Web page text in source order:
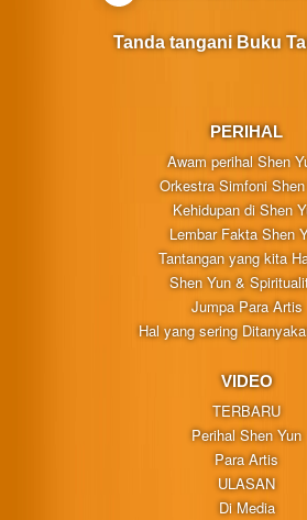
PERIHAL
Awam perihal Shen
Orkestra Simfoni
Kehidupan di Shen
Lembar Fakta Shen
Tantangan yang kita
Shen Yun &
Jumpa Para Artis
Hal yang sering
VIDEO
TERBARU
Perihal Shen Yun
Para Artis
ULASAN
Di Media
Tanda tangani Buku